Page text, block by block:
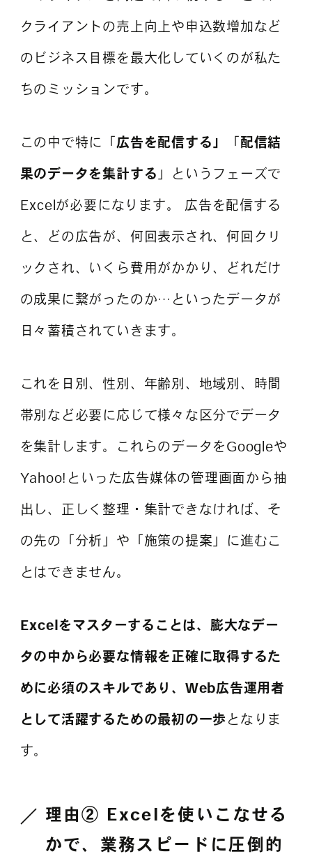
クライアントの売上向上や申込数増加など
のビジネス目標を最大化していくのが私た
ちのミッションです。
この中で特に「 広告を配信する」 配信結
果のデータを集計する 」というフェーズで
Excelが必要になります。 広告を配信する
と、どの広告が、何回表示され、何回クリ
ックされ、いくら費用がかかり、どれだけ
の成果に繋がったのか…といったデータが
日々蓄積されていきます。
これを日別、性別、年齢別、地域別、時間
帯別など必要に応じて様々な区分でデータ
を集計します。これらのデータをGoogleや
Yahoo!といった広告媒体の管理画面から抽
出し、正しく整理・集計できなければ、そ
の先の「分析」や「施策の提案」に進むこ
とはできません。
Excelをマスターすることは、膨大なデー
タの中から必要な情報を正確に取得するた
めに必須のスキルであり、Web広告運用者
として活躍するための最初の一歩 となりま
す。
理由② Excelを使いこなせる
かで、業務スピードに圧倒的